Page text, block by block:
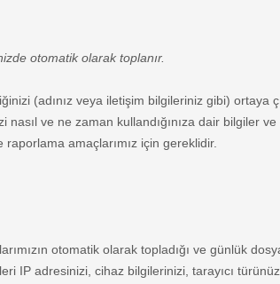
otomatik olarak toplanır.
(adınız veya iletişim bilgileriniz gibi) ortaya
ve ne zaman kullandığınıza dair bilgiler
amaçlarımız için gereklidir.
otomatik olarak topladığı ve günlük
IP adresinizi, cihaz bilgilerinizi, tarayıcı